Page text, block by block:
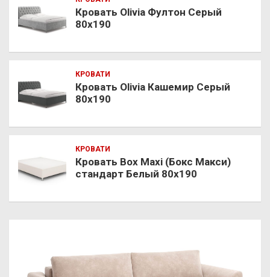
Кровать Olivia Фултон Серый
80х190
КРОВАТИ
Кровать Olivia Кашемир Серый
80х190
КРОВАТИ
Кровать Box Maxi (Бокс Макси)
стандарт Белый 80х190